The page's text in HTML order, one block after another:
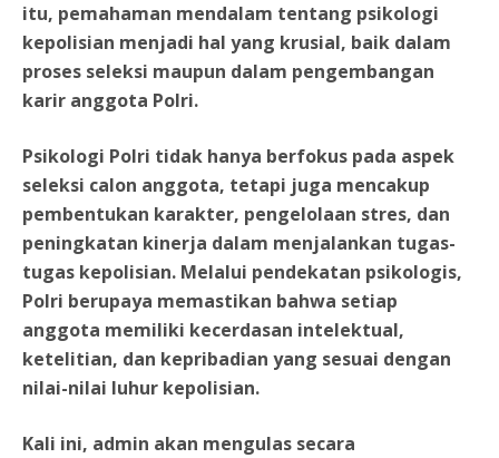
itu, pemahaman mendalam tentang psikologi
kepolisian menjadi hal yang krusial, baik dalam
proses seleksi maupun dalam pengembangan
karir anggota Polri.
Psikologi Polri tidak hanya berfokus pada aspek
seleksi calon anggota, tetapi juga mencakup
pembentukan karakter, pengelolaan stres, dan
peningkatan kinerja dalam menjalankan tugas-
tugas kepolisian. Melalui pendekatan psikologis,
Polri berupaya memastikan bahwa setiap
anggota memiliki kecerdasan intelektual,
ketelitian, dan kepribadian yang sesuai dengan
nilai-nilai luhur kepolisian.
Kali ini, admin akan mengulas secara